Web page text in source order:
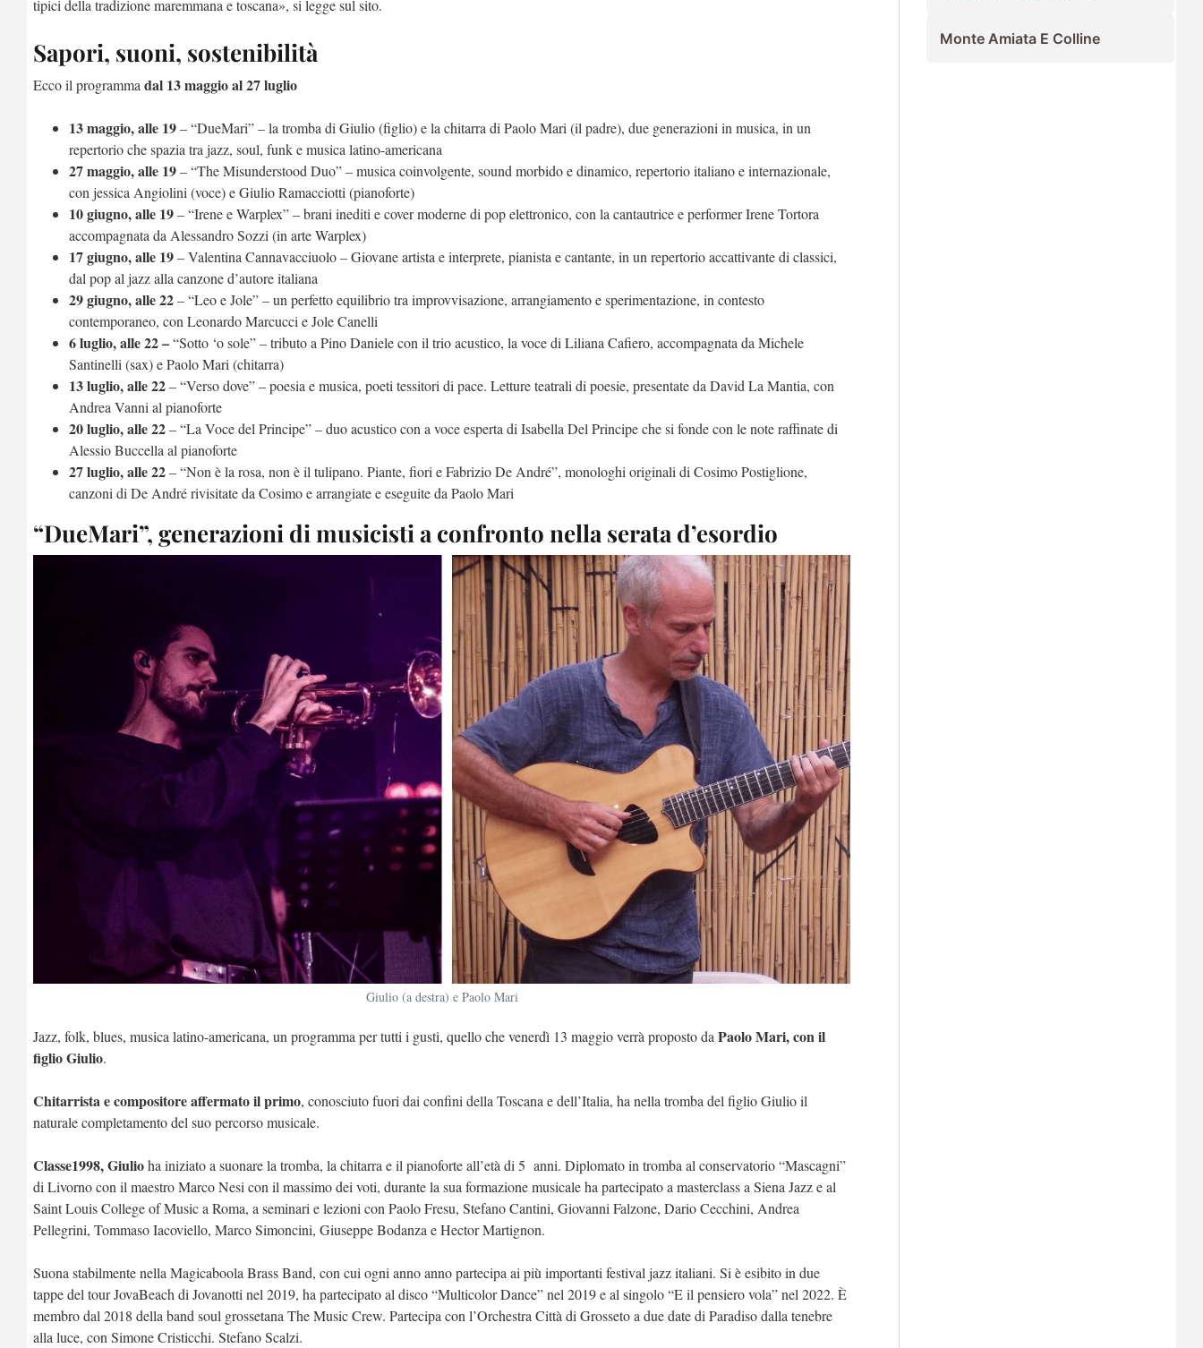
tipici della tradizione maremmana e toscana», si legge sul sito.
Sapori, suoni, sostenibilità
Ecco il programma dal 13 maggio al 27 luglio
13 maggio, alle 19– “DueMari” – la tromba di Giulio (figlio) e la chitarra di Paolo Mari (il padre), due generazioni in musica, in un
repertorio che spazia tra jazz, soul, funk e musica latino-americana
27 maggio, alle 19– “The Misunderstood Duo” – musica coinvolgente, sound morbido e dinamico, repertorio italiano e internazionale,
con jessica Angiolini (voce) e Giulio Ramacciotti (pianoforte)
10 giugno, alle 19– “Irene e Warplex” – brani inediti e cover moderne di pop elettronico, con la cantautrice e performer Irene Tortora
accompagnata da Alessandro Sozzi (in arte Warplex)
17 giugno, alle 19– Valentina Cannavacciuolo – Giovane artista e interprete, pianista e cantante, in un repertorio accattivante di classici,
dal pop al jazz alla canzone d’autore italiana
29 giugno, alle 22– “Leo e Jole” – un perfetto equilibrio tra improvvisazione, arrangiamento e sperimentazione, in contesto
contemporaneo, con Leonardo Marcucci e Jole Canelli
6 luglio, alle 22 –“Sotto ‘o sole” – tributo a Pino Daniele con il trio acustico, la voce di Liliana Cafiero, accompagnata da Michele
Santinelli (sax) e Paolo Mari (chitarra)
13 luglio, alle 22– “Verso dove” – poesia e musica, poeti tessitori di pace. Letture teatrali di poesie, presentate da David La Mantia, con
Andrea Vanni al pianoforte
20 luglio, alle 22– “La Voce del Principe” – duo acustico con a voce esperta di Isabella Del Principe che si fonde con le note raffinate di
Alessio Buccella al pianoforte
27 luglio, alle 22– “Non è la rosa, non è il tulipano. Piante, fiori e Fabrizio De André”, monologhi originali di Cosimo Postiglione,
canzoni di De André rivisitate da Cosimo e arrangiate e eseguite da Paolo Mari
“DueMari”, generazioni di musicisti a confronto nella serata d’esordio
Giulio (a destra) e Paolo Mari
Jazz, folk, blues, musica latino-americana, un programma per tutti i gusti, quello che venerdì 13 maggio verrà proposto daPaolo Mari, con il
figlio Giulio.
Chitarrista e compositore affermato il primo, conosciuto fuori dai confini della Toscana e dell’Italia, ha nella tromba del figlio Giulio il
naturale completamento del suo percorso musicale.
Classe1998, Giulioha iniziato a suonare la tromba, la chitarra e il pianoforte all’età di 5 anni. Diplomato in tromba al conservatorio “Mascagni”
di Livorno con il maestro Marco Nesi con il massimo dei voti, durante la sua formazione musicale ha partecipato a masterclass a Siena Jazz e al
Saint Louis College of Music a Roma, a seminari e lezioni con Paolo Fresu, Stefano Cantini, Giovanni Falzone, Dario Cecchini, Andrea
Pellegrini, Tommaso Iacoviello, Marco Simoncini, Giuseppe Bodanza e Hector Martignon.
Suona stabilmente nella Magicaboola Brass Band, con cui ogni anno anno partecipa ai più importanti festival jazz italiani. Si è esibito in due
tappe del tour JovaBeach di Jovanotti nel 2019, ha partecipato al disco “Multicolor Dance” nel 2019 e al singolo “E il pensiero vola” nel 2022. È
membro dal 2018 della band soul grossetana The Music Crew. Partecipa con l’Orchestra Città di Grosseto a due date di Paradiso dalla tenebre
alla luce, con Simone Cristicchi. Stefano Scalzi.
Monte Amiata E Colline